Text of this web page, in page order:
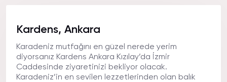
Kardens, Ankara
Karadeniz mutfağını en güzel nerede yerim
diyorsanız Kardens Ankara Kızılay’da İzmir
Caddesinde ziyaretinizi bekliyor olacak.
Karadeniz’in en sevilen lezzetlerinden olan balık